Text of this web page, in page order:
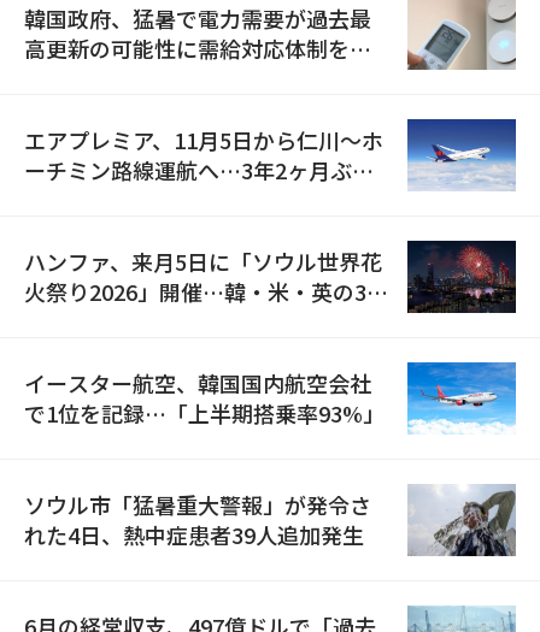
韓国政府、猛暑で電力需要が過去最
高更新の可能性に需給対応体制を点
エアプレミア、11月5日から仁川〜ホ
ーチミン路線運航へ…3年2ヶ月ぶり
ハンファ、来月5日に「ソウル世界花
火祭り2026」開催…韓・米・英の3カ
イースター航空、韓国国内航空会社
で1位を記録…「上半期搭乗率93%」
ソウル市「猛暑重大警報」が発令さ
れた4日、熱中症患者39人追加発生
6月の経常収支、497億ドルで「過去